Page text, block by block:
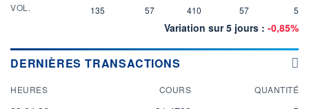
VOL.
135 57 410 57 5
Variation sur 5 jours : -0,85%
DERNIÈRES TRANSACTIONS
HEURES COURS QUANTITÉ